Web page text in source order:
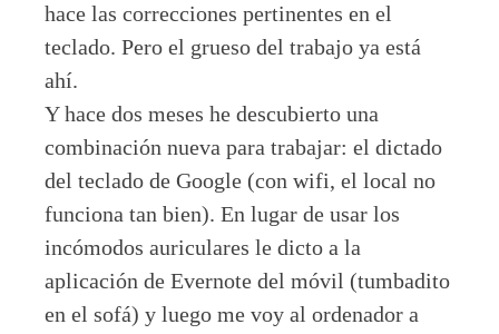
hace las correcciones pertinentes en el
teclado. Pero el grueso del trabajo ya está
ahí.
Y hace dos meses he descubierto una
combinación nueva para trabajar: el dictado
del teclado de Google (con wifi, el local no
funciona tan bien). En lugar de usar los
incómodos auriculares le dicto a la
aplicación de Evernote del móvil (tumbadito
en el sofá) y luego me voy al ordenador a